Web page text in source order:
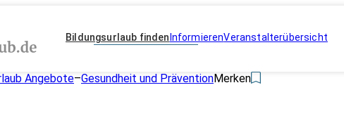
Bildungsurlaub finden InformierenVeranstalterübersicht
Angebote–Gesundheit und PräventionMerken